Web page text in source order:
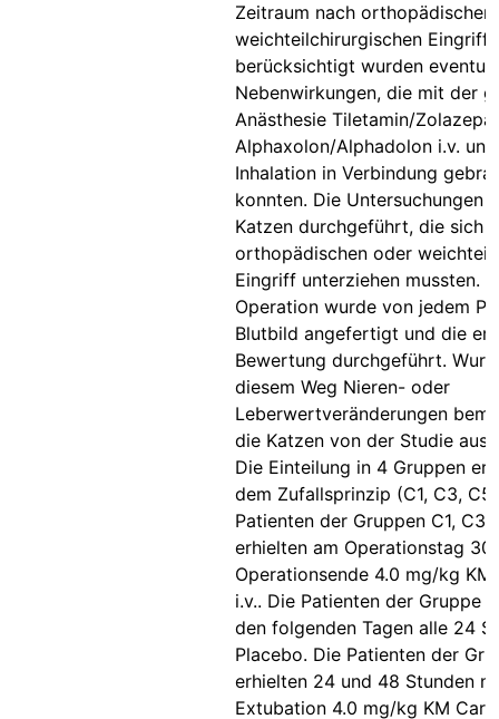
Zeitraum nach orthopädischen
weichteilchirurgischen
berücksichtigt wurden
Nebenwirkungen, die mit der
Anästhesie Tiletamin/
Alphaxolon/Alphadolon i.v.
Inhalation in Verbindung
konnten. Die Untersuchungen
Katzen durchgeführt, die sich
orthopädischen oder
Eingriff unterziehen mussten.
Operation wurde von jedem
Blutbild angefertigt und die
Bewertung durchgeführt.
diesem Weg Nieren- oder
Leberwertveränderungen
die Katzen von der Studie
Die Einteilung in 4 Gruppen
dem Zufallsprinzip (C1, C3, C5
Patienten der Gruppen C1, C3
erhielten am Operationstag 30
Operationsende 4.0 mg/kg
i.v.. Die Patienten der Gruppe
den folgenden Tagen alle 24
Placebo. Die Patienten der
erhielten 24 und 48 Stunden
Extubation 4.0 mg/kg KM